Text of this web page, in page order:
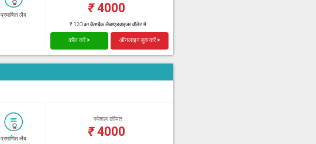
प्रमाणित लैब ₹4000
₹ 120 का कैशबैक लैब्सएडवाइजर वॉलेट में
कॉल करें > ऑनलाइन बुक करें >
प्रमाणित लैब
स्पेशल कीमत
₹4000